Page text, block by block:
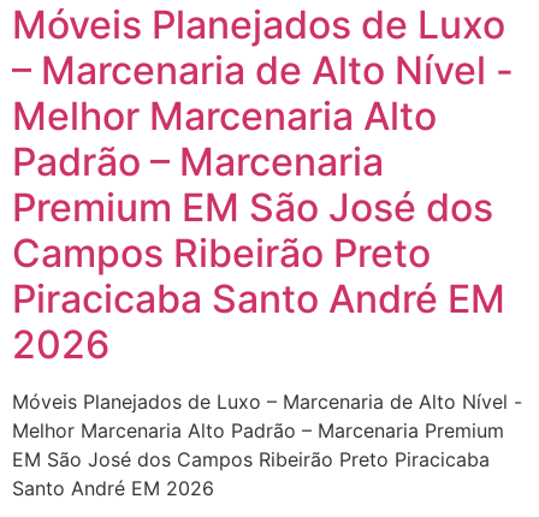
Móveis Planejados de Luxo
– Marcenaria de Alto Nível -
Melhor Marcenaria Alto
Padrão – Marcenaria
Premium EM São José dos
Campos Ribeirão Preto
Piracicaba Santo André EM
2026
Móveis Planejados de Luxo – Marcenaria de Alto Nível -
Melhor Marcenaria Alto Padrão – Marcenaria Premium
EM São José dos Campos Ribeirão Preto Piracicaba
Santo André EM 2026